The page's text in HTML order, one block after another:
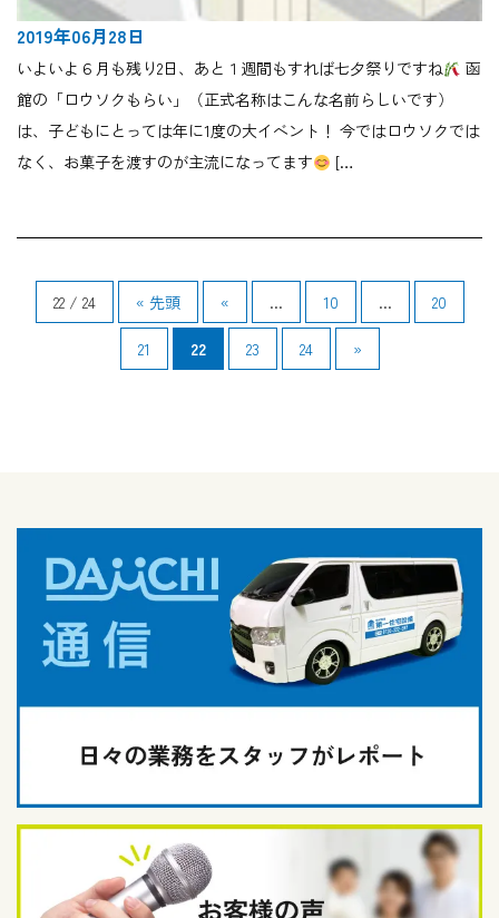
2019年06月28日
いよいよ６月も残り2日、あと１週間もすれば七夕祭りですね
函
館の「ロウソクもらい」（正式名称はこんな名前らしいです）
は、子どもにとっては年に1度の大イベント！ 今ではロウソクでは
なく、お菓子を渡すのが主流になってます
[…
22 / 24 « 先頭 « ... 10 ... 20
21 22 23 24 »